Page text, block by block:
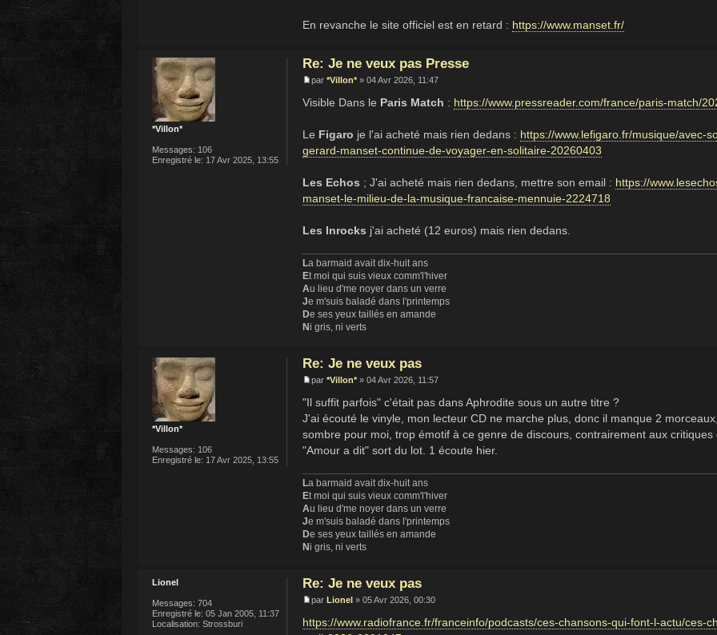
En revanche le site officiel est en retard : https://www.manset.fr/
Re: Je ne veux pas Presse
par *Villon* » 04 Avr 2026, 11:47
Visible Dans le Paris Match : https://www.pressreader.com/france/paris-match/
Le Figaro je l'ai acheté mais rien dedans : https://www.lefigaro.fr/musique/avec-
gerard-manset-continue-de-voyager-en-solitaire-20260403
Les Echos ; J'ai acheté mais rien dedans, mettre son email : https://
manset-le-milieu-de-la-musique-francaise-mennuie-2224718
Les Inrocks j'ai acheté (12 euros) mais rien dedans.
La barmaid avait dix-huit ans
Et moi qui suis vieux comm'l'hiver
Au lieu d'me noyer dans un verre
Je m'suis baladé dans l'printemps
De ses yeux taillés en amande
Ni gris, ni verts
*Villon*
Messages: 106
Enregistré le: 17 Avr 2025, 13:55
Re: Je ne veux pas
par *Villon* » 04 Avr 2026, 11:57
"Il suffit parfois" c'était pas dans Aphrodite sous un autre titre ?
J'ai écouté le vinyle, mon lecteur CD ne marche plus, donc il manque 2
sombre pour moi, trop émotif à ce genre de discours, contrairement aux critiques
"Amour a dit" sort du lot. 1 écoute hier.
La barmaid avait dix-huit ans
Et moi qui suis vieux comm'l'hiver
Au lieu d'me noyer dans un verre
Je m'suis baladé dans l'printemps
De ses yeux taillés en amande
Ni gris, ni verts
*Villon*
Messages: 106
Enregistré le: 17 Avr 2025, 13:55
Re: Je ne veux pas
par Lionel » 05 Avr 2026, 00:30
https://www.radiofrance.fr/franceinfo/podcasts/ces-chansons-qui-font-l-actu/ces-
Lionel
Messages: 704
Enregistré le: 05 Jan 2005, 11:37
Localisation: Strossburi